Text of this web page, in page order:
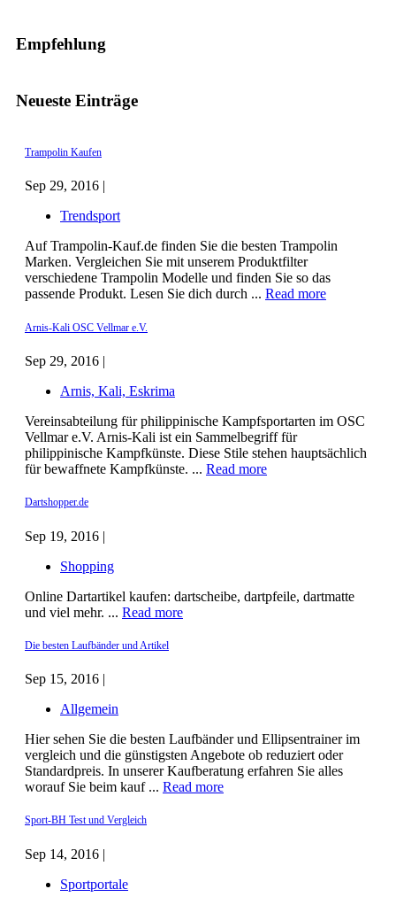
Empfehlung
Neueste Einträge
Trampolin Kaufen
Sep 29, 2016 |
Trendsport
Auf Trampolin-Kauf.de finden Sie die besten Trampolin
Marken. Vergleichen Sie mit unserem Produktfilter
verschiedene Trampolin Modelle und finden Sie so das
passende Produkt. Lesen Sie dich durch ... Read more
Arnis-Kali OSC Vellmar e.V.
Sep 29, 2016 |
Arnis, Kali, Eskrima
Vereinsabteilung für philippinische Kampfsportarten im OSC
Vellmar e.V. Arnis-Kali ist ein Sammelbegriff für
philippinische Kampfkünste. Diese Stile stehen hauptsächlich
für bewaffnete Kampfkünste. ... Read more
Dartshopper.de
Sep 19, 2016 |
Shopping
Online Dartartikel kaufen: dartscheibe, dartpfeile, dartmatte
und viel mehr. ... Read more
Die besten Laufbänder und Artikel
Sep 15, 2016 |
Allgemein
Hier sehen Sie die besten Laufbänder und Ellipsentrainer im
vergleich und die günstigsten Angebote ob reduziert oder
Standardpreis. In unserer Kaufberatung erfahren Sie alles
worauf Sie beim kauf ... Read more
Sport-BH Test und Vergleich
Sep 14, 2016 |
Sportportale